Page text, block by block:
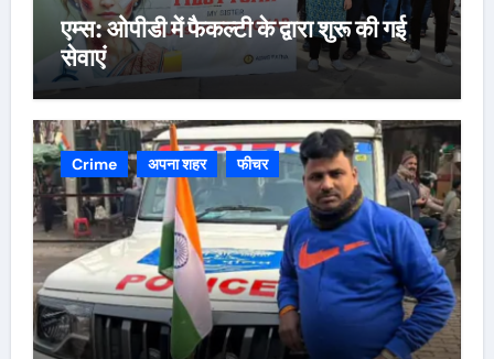
एम्स: ओपीडी में फैकल्टी के द्वारा शुरू की गई
सेवाएं
Crime अपना शहर फीचर